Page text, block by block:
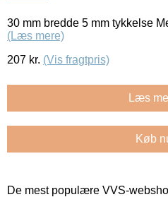
30 mm bredde 5 mm tykkelse
(Læs mere)
207 kr. (Vis fragtpris)
Læs
Køb
De mest populære VVS-